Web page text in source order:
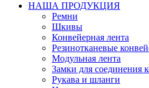
НАША ПРОДУКЦИЯ
Ремни
Шкивы
Конвейерная лента
Резинотканевые
Модульная лента
Замки для соединения
Рукава и шланги